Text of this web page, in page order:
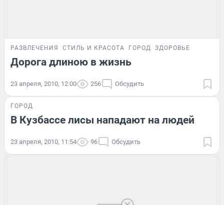
РАЗВЛЕЧЕНИЯ СТИЛЬ И КРАСОТА ГОРОД ЗДОРОВЬЕ
Дорога длиною в жизнь
23 апреля, 2010, 12:00 256 Обсудить
ГОРОД
В Кузбассе лисы нападают на людей
23 апреля, 2010, 11:54 96 Обсудить